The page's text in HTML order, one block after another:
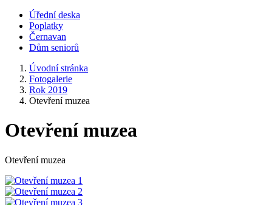
Úřední deska
Poplatky
Černavan
Dům seniorů
Úvodní stránka
Fotogalerie
Rok 2019
Otevření muzea
Otevření muzea
Otevření muzea